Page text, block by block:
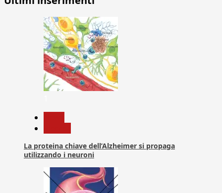
La proteina chiave dell’Alzheimer si propaga
utilizzando i neuroni